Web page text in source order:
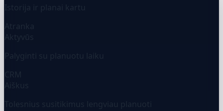
Istorija ir planai kartu
Atranka
Aktyvūs
Palyginti su planuotu laiku
CRM
Aiškus
Tolesnius susitikimus lengviau planuoti